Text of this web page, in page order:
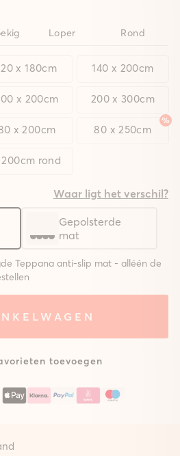
Loper Rond
x 180cm 140 x 200cm
x 200cm 200 x 300cm
x 200cm 80 x 250cm
200cm rond
Waar ligt het verschil?
Gepolsterde
mat
Teppana anti-slip mat - alléén de
toevoegen